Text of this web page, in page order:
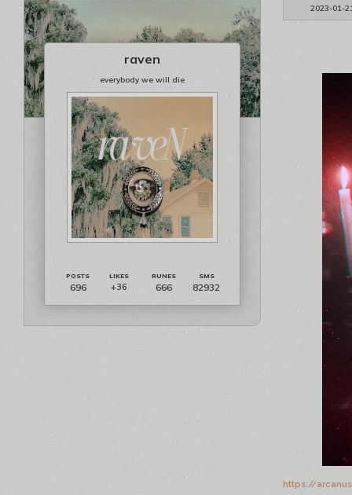
2023-01-
raven
everybody we will die
696 +36 666 82932
https://